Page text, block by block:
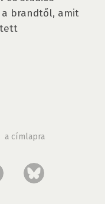
brandtől, amit
a címlapra